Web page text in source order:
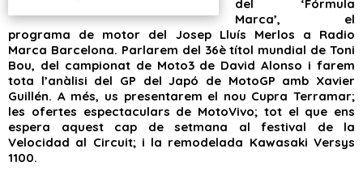
del ‘Fórmula
Marca’, el
programa de motor del Josep Lluís Merlos a Radio
Marca Barcelona. Parlarem del 36è títol mundial de Toni
Bou, del campionat de Moto3 de David Alonso i farem
tota l’anàlisi del GP del Japó de MotoGP amb Xavier
Guillén. A més, us presentarem el nou Cupra Terramar;
les ofertes espectaculars de MotoVivo; tot el que ens
espera aquest cap de setmana al festival de la
Velocidad al Circuit; i la remodelada Kawasaki Versys
1100.